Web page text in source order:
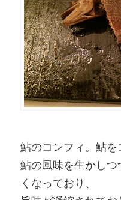
鮎のコンフィ。鮎を
鮎の風味を生かし
くなっており、